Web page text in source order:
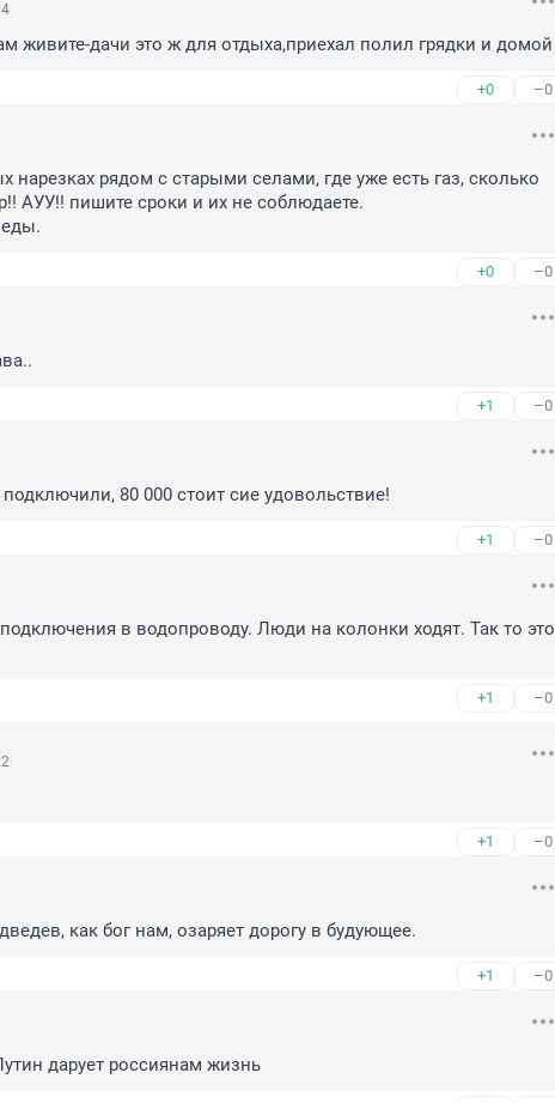
живите-дачи это ж для отдыха,приехал полил грядки и домой
+0 –0
нарезках рядом с старыми селами, где уже есть газ, сколько
АУУ!! пишите сроки и их не соблюдаете.
+0 –0
+1 –0
80 000 стоит сие удовольствие!
+1 –0
в водопроводу. Люди на колонки ходят. Так то это
+1 –0
+1 –0
как бог нам, озаряет дорогу в будующее.
+1 –0
дарует россиянам жизнь